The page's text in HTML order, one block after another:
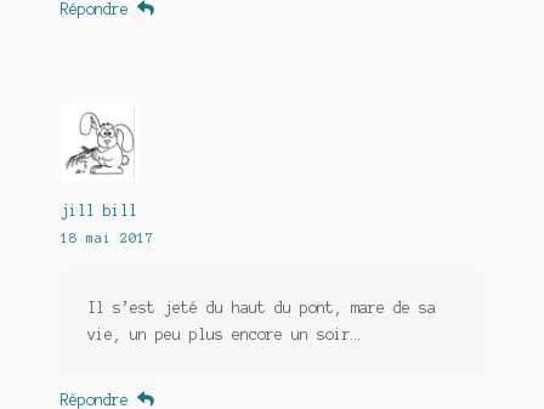
Répondre
jill bill
18 mai 2017
Il s’est jeté du haut du pont, mare de sa
vie, un peu plus encore un soir…
Répondre